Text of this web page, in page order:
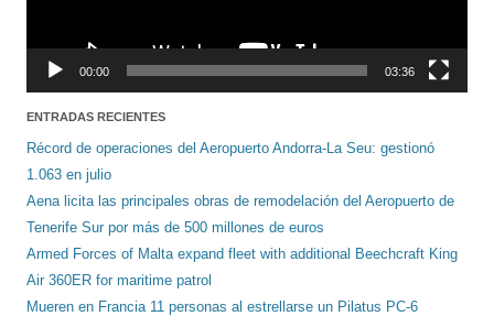
00:00 03:36
ENTRADAS RECIENTES
Récord de operaciones del Aeropuerto Andorra-La Seu: gestionó
1.063 en julio
Aena licita las principales obras de remodelación del Aeropuerto de
Tenerife Sur por más de 500 millones de euros
Armed Forces of Malta expand fleet with additional Beechcraft King
Air 360ER for maritime patrol
Mueren en Francia 11 personas al estrellarse un Pilatus PC-6